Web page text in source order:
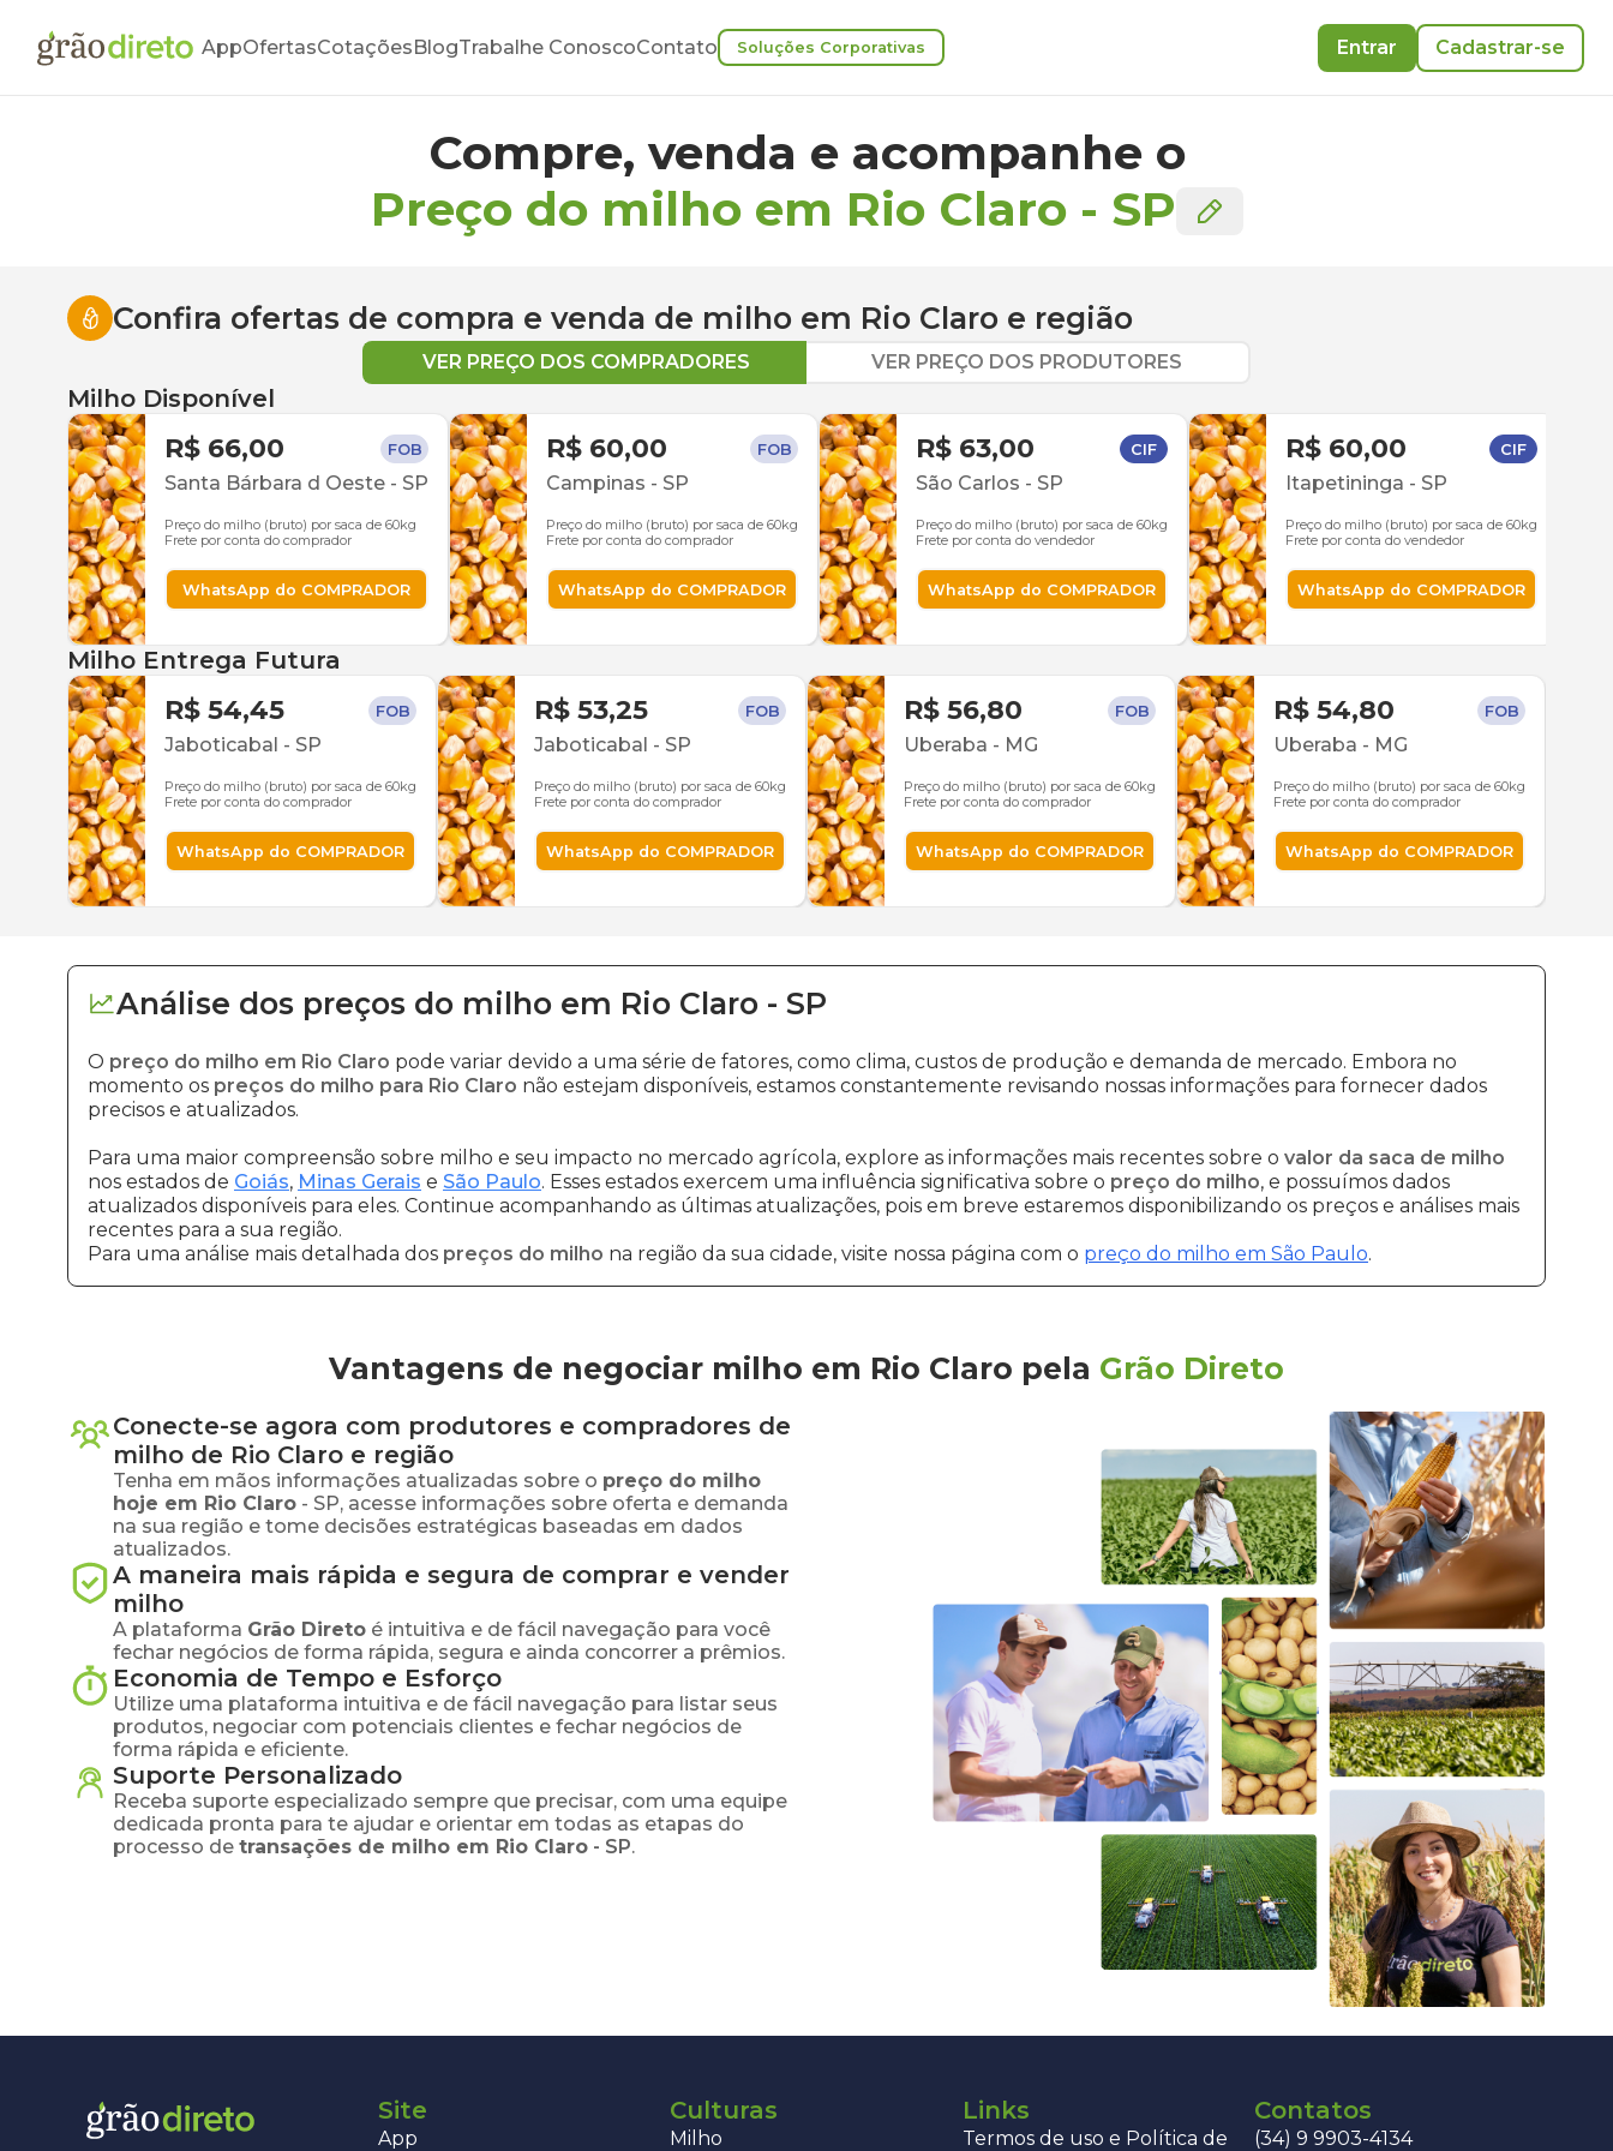
AppOfertasCotaçõesBlogTrabalhe ConoscoContato Soluções Corporativas Entrar Cadastrar-se
Compre, venda e acompanhe o
Preço do milho em Rio Claro - SP
Confira ofertas de compra e venda de milho em Rio Claro e região
VER PREÇO DOS COMPRADORES VER PREÇO DOS PRODUTORES
Milho Disponível
R$ 66,00 FOB
Santa Bárbara d Oeste - SP
Preço do milho (bruto) por saca de 60kg
Frete por conta do comprador
WhatsApp do COMPRADOR
R$ 60,00 FOB
Campinas - SP
Preço do milho (bruto) por saca de 60kg
Frete por conta do comprador
WhatsApp do COMPRADOR
R$ 63,00 CIF
São Carlos - SP
Preço do milho (bruto) por saca de 60kg
Frete por conta do vendedor
WhatsApp do COMPRADOR
R$ 60,00 CIF
Itapetininga - SP
Preço do milho (bruto) por saca de 60kg
Frete por conta do vendedor
WhatsApp do COMPRADOR
Milho Entrega Futura
R$ 54,45 FOB
Jaboticabal - SP
Preço do milho (bruto) por saca de 60kg
Frete por conta do comprador
WhatsApp do COMPRADOR
R$ 53,25 FOB
Jaboticabal - SP
Preço do milho (bruto) por saca de 60kg
Frete por conta do comprador
WhatsApp do COMPRADOR
R$ 56,80 FOB
Uberaba - MG
Preço do milho (bruto) por saca de 60kg
Frete por conta do comprador
WhatsApp do COMPRADOR
R$ 54,80 FOB
Uberaba - MG
Preço do milho (bruto) por saca de 60kg
Frete por conta do comprador
WhatsApp do COMPRADOR
Análise dos preços do milho em Rio Claro - SP
O preço do milho em Rio Claro pode variar devido a uma série de fatores, como clima, custos de produção e demanda de mercado. Embora no
momento os preços do milho para Rio Claro não estejam disponíveis, estamos constantemente revisando nossas informações para fornecer dados
precisos e atualizados.
Para uma maior compreensão sobre milho e seu impacto no mercado agrícola, explore as informações mais recentes sobre o valor da saca de milho
nos estados de Goiás, Minas Gerais e São Paulo. Esses estados exercem uma influência significativa sobre o preço do milho, e possuímos dados
atualizados disponíveis para eles. Continue acompanhando as últimas atualizações, pois em breve estaremos disponibilizando os preços e análises mais
recentes para a sua região.
Para uma análise mais detalhada dos preços do milho na região da sua cidade, visite nossa página com o preço do milho em São Paulo.
Vantagens de negociar milho em Rio Claro pela Grão Direto
Conecte-se agora com produtores e compradores de
milho de Rio Claro e região
Tenha em mãos informações atualizadas sobre o preço do milho
hoje em Rio Claro - SP, acesse informações sobre oferta e demanda
na sua região e tome decisões estratégicas baseadas em dados
atualizados.
A maneira mais rápida e segura de comprar e vender
milho
A plataforma Grão Direto é intuitiva e de fácil navegação para você
fechar negócios de forma rápida, segura e ainda concorrer a prêmios.
Economia de Tempo e Esforço
Utilize uma plataforma intuitiva e de fácil navegação para listar seus
produtos, negociar com potenciais clientes e fechar negócios de
forma rápida e eficiente.
Suporte Personalizado
Receba suporte especializado sempre que precisar, com uma equipe
dedicada pronta para te ajudar e orientar em todas as etapas do
processo de transações de milho em Rio Claro - SP.
Site
App
Culturas
Milho
Links
Termos de uso e Política de
Contatos
(34) 9 9903-4134